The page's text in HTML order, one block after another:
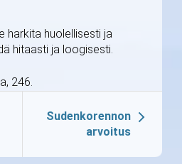
harkita huolellisesti ja
hitaasti ja loogisesti.
246.
Sudenkorennon
arvoitus